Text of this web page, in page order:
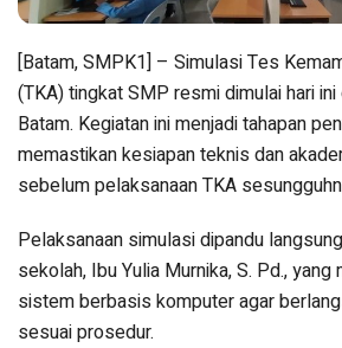
[Batam, SMPK1] – Simulasi Tes
(TKA) tingkat SMP resmi dimulai hari ini
Batam. Kegiatan ini menjadi tahapan
memastikan kesiapan teknis dan
sebelum pelaksanaan TKA
Pelaksanaan simulasi dipandu
sekolah, IbuYulia Murnika, S. Pd., yang
sistem berbasis komputer agar
sesuai prosedur.